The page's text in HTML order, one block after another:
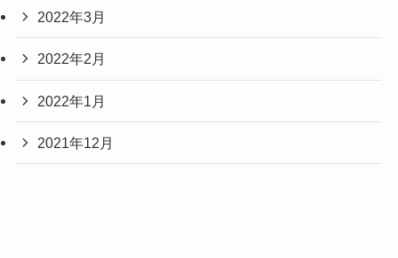
2022年3月
2022年2月
2022年1月
2021年12月